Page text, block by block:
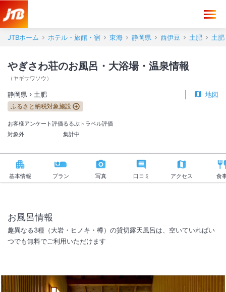
JTBホーム ホテル・旅館・宿 東海 静岡県 西伊豆 土肥 土肥
やぎさわ荘のお風呂・大浴場・温泉情報
（ヤギサワソウ ）
静岡県 土肥 地図
ふるさと納税対象施設
お客様アンケート評価
対象外
るるぶトラベル評価
集計中
基本情報 プラン 写真 口コミ アクセス 食
お風呂情報
趣異なる3種（大岩・ヒノキ・樽）の貸切露天風呂は、空いていればい
つでも無料でご利用いただけます